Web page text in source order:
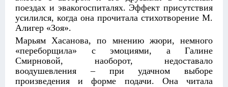
поездах и эвакогоспиталях. Эффект присутствия
усилился, когда она прочитала стихотворение М.
Алигер «Зоя».
Марьям Хасанова, по мнению жюри, немного
«переборщила» с эмоциями, а Галине
Смирновой, наоборот, недоставало
воодушевления – при удачном выборе
произведения и форме подачи. Она читала